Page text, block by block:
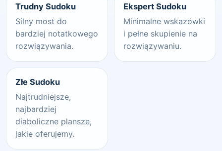
Trudny Sudoku
Silny most do
bardziej notatkowego
rozwiązywania.
Ekspert Sudoku
Minimalne wskazówki
i pełne skupienie na
rozwiązywaniu.
Złe Sudoku
Najtrudniejsze,
najbardziej
diaboliczne plansze,
jakie oferujemy.